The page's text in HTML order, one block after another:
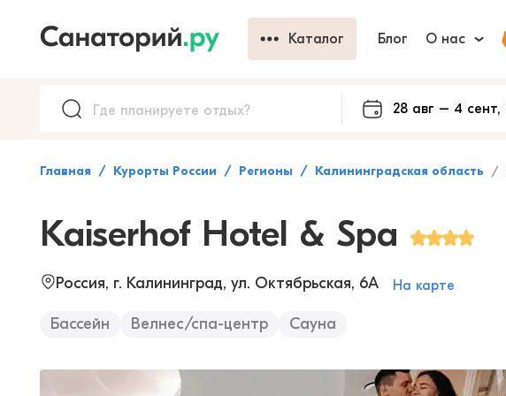
Каталог Блог О нас
Главная Курорты России Регионы Калининградская область
Kaiserhof Hotel & Spa
Россия, г. Калининград, ул. Октябрьская, 6А На карте
Бассейн Велнес/спа-центр Сауна